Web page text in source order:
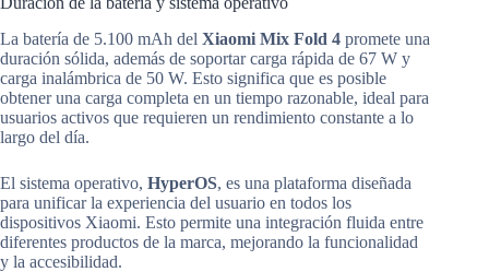
La batería de 5.100 mAh del Xiaomi Mix Fold 4 promete una
duración sólida, además de soportar carga rápida de 67 W y
carga inalámbrica de 50 W. Esto significa que es posible
obtener una carga completa en un tiempo razonable, ideal para
usuarios activos que requieren un rendimiento constante a lo
largo del día.
El sistema operativo, HyperOS, es una plataforma diseñada
para unificar la experiencia del usuario en todos los
dispositivos Xiaomi. Esto permite una integración fluida entre
diferentes productos de la marca, mejorando la funcionalidad
y la accesibilidad.